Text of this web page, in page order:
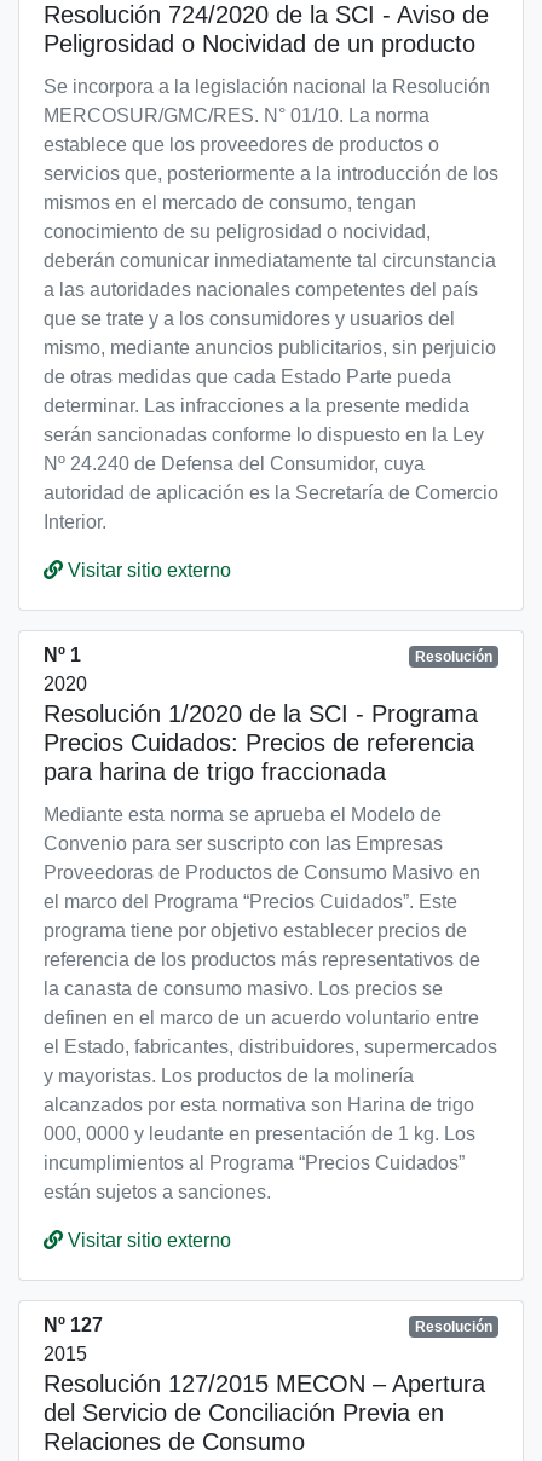
Resolución 724/2020 de la SCI - Aviso de
Peligrosidad o Nocividad de un producto
Se incorpora a la legislación nacional la Resolución
MERCOSUR/GMC/RES. N° 01/10. La norma
establece que los proveedores de productos o
servicios que, posteriormente a la introducción de los
mismos en el mercado de consumo, tengan
conocimiento de su peligrosidad o nocividad,
deberán comunicar inmediatamente tal circunstancia
a las autoridades nacionales competentes del país
que se trate y a los consumidores y usuarios del
mismo, mediante anuncios publicitarios, sin perjuicio
de otras medidas que cada Estado Parte pueda
determinar. Las infracciones a la presente medida
serán sancionadas conforme lo dispuesto en la Ley
Nº 24.240 de Defensa del Consumidor, cuya
autoridad de aplicación es la Secretaría de Comercio
Interior.
Visitar sitio externo
Nº 1
2020
Resolución
Resolución 1/2020 de la SCI - Programa
Precios Cuidados: Precios de referencia
para harina de trigo fraccionada
Mediante esta norma se aprueba el Modelo de
Convenio para ser suscripto con las Empresas
Proveedoras de Productos de Consumo Masivo en
el marco del Programa “Precios Cuidados”. Este
programa tiene por objetivo establecer precios de
referencia de los productos más representativos de
la canasta de consumo masivo. Los precios se
definen en el marco de un acuerdo voluntario entre
el Estado, fabricantes, distribuidores, supermercados
y mayoristas. Los productos de la molinería
alcanzados por esta normativa son Harina de trigo
000, 0000 y leudante en presentación de 1 kg. Los
incumplimientos al Programa “Precios Cuidados”
están sujetos a sanciones.
Visitar sitio externo
Nº 127
2015
Resolución
Resolución 127/2015 MECON – Apertura
del Servicio de Conciliación Previa en
Relaciones de Consumo